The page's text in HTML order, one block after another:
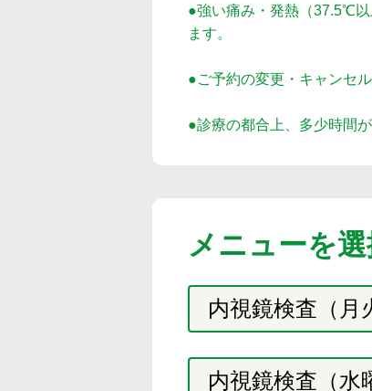
●強い痛み・発熱（37.5℃
ます。
●ご予約の変更・キャンセ
●診療の都合上、多少時間
メニューを
内視鏡検査（月
内視鏡検査（水